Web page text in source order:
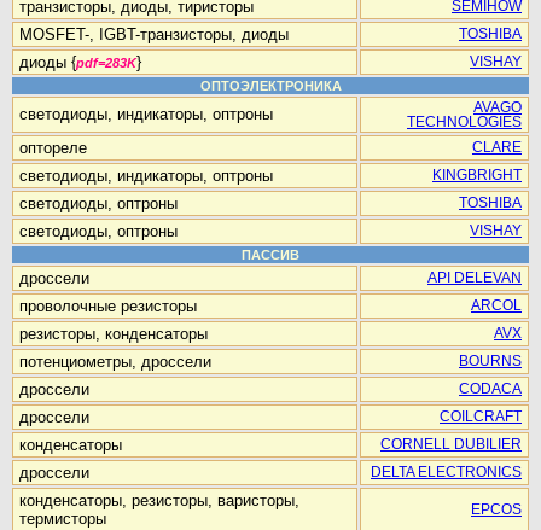
транзисторы, диоды, тиристоры SEMIHOW
MOSFET-, IGBT-транзисторы, диоды TOSHIBA
диоды {pdf=283K}
VISHAY
ОПТОЭЛЕКТРОНИКА
светодиоды, индикаторы, оптроны
AVAGO
TECHNOLOGIES
оптореле CLARE
светодиоды, индикаторы, оптроны KINGBRIGHT
светодиоды, оптроны TOSHIBA
светодиоды, оптроны
VISHAY
ПАССИВ
дроссели API DELEVAN
проволочные резисторы ARCOL
резисторы, конденсаторы AVX
потенциометры, дроссели BOURNS
дроссели CODACA
дроссели COILCRAFT
конденсаторы CORNELL DUBILIER
дроссели DELTA ELECTRONICS
конденсаторы, резисторы, варисторы,
термисторы
EPCOS